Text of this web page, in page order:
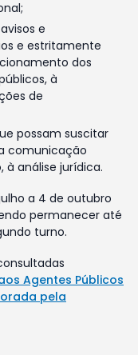
e
e estritamente
dos
à
de
possam suscitar
comunicação
à análise jurídica.
a 4 de outubro
permanecer até
turno.
Agentes Públicos
pela